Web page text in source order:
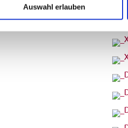
Auswahl erlauben